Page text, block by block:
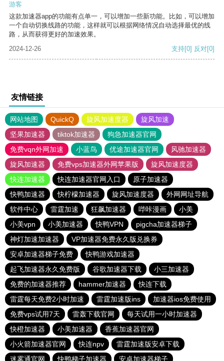
游客
这款加速器app的功能有点单一，可以增加一些新功能。比如，可以增加
一个自动切换线路的功能，这样就可以根据网络情况自动选择最优的线
路，从而获得更好的加速效果。
2024-12-26
支持[0] 反对[0]
友情链接
网站地图 QuickQ 旋风加速度器
旋风加速
坚果加速器
tiktok加速器
狗急加速器官网
免费vqn外网加速
小蓝鸟 优途加速器官网
风驰加速器
旋风加速器
免费vps加速器外网苹果版
旋风加速度器
快连加速器
快连加速器官网入口
原子加速器
快鸭加速器
快柠檬加速器 旋风加速度器
外网网址导航
软件中心
雷霆加速 狂飙加速器 哔咔漫画
小美
小美vpn
小美加速器 快鸭VPN
pigcha加速器梯子
神灯加速加速器
VP加速器免费永久版兑换券
安卓加速器梯子免费
快鸭游戏加速器
起飞加速器永久免费版
谷歌加速器下载
小三加速器
免费的加速器推荐
hammer加速器
快连下载
雷霆每天免费2小时加速
雷霆加速版ins
加速器ios免费使用
免费vps试用7天
雷轰下载官网
每天试用一小时加速器
快橙加速器
小美加速器
香蕉加速器官网
小火箭加速器官网
快连npv
雷霆加速版安卓下载
迷雾通官网
快鸭梯子加速器 安卓加速器梯子